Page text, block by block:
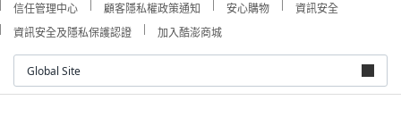
信任管理中心
顧客隱私權政策通知 安心購物
資訊安全
資訊安全及隱私保護認證
加入酷澎商城
Global Site